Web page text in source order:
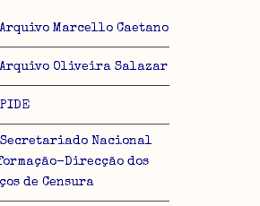
em programas de folha de cálculo
Arquivo Marcello Caetano
Arquivo Oliveira Salazar
Secretariado Nacional
Direcção dos
de Censura